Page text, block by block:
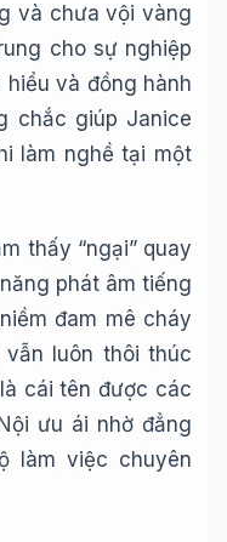
và chưa vội vàng
cho sự nghiệp
và đồng hành
chắc giúp Janice
làm nghề tại một
thấy “ngại” quay
phát âm tiếng
đam mê cháy
luôn thôi thúc
cái tên được các
ưu ái nhờ đẳng
làm việc chuyên